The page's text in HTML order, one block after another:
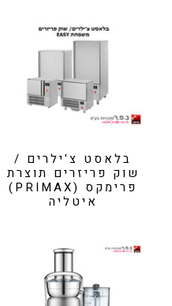
בלאסט צ'ילרים /
שוק פריזרים תוצרת
פרימקס (PRIMAX)
איטליה